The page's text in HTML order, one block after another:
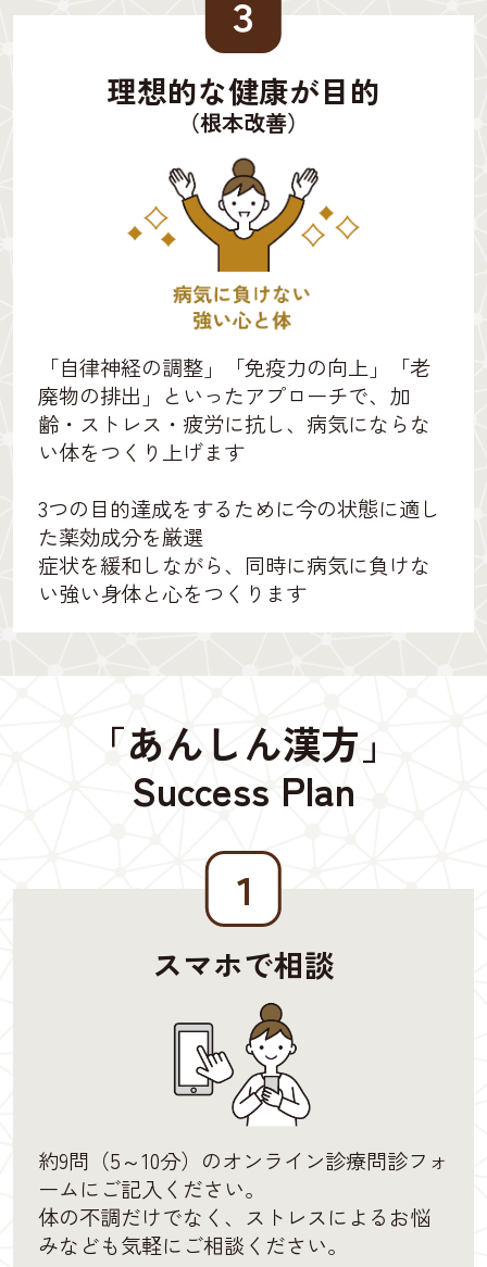
３
理想的な健康が目的
（根本改善）
「自律神経の調整」「免疫力の向上」「老
廃物の排出」といったアプローチで、加
齢・ストレス・疲労に抗し、病気にならな
い体をつくり上げます
3つの目的達成をするために今の状態に適し
た薬効成分を厳選
症状を緩和しながら、同時に病気に負けな
い強い身体と心をつくります
「あんしん漢方」
Success Plan
１
スマホで相談
約9問（5～10分）のオンライン診療問診フォ
ームにご記入ください。
体の不調だけでなく、ストレスによるお悩
みなども気軽にご相談ください。